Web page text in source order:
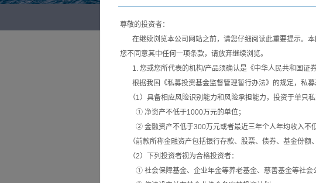
尊敬的投资者：
在继续浏览本公司网站之前，请您仔细阅读此重要提示。本
您不同意其中任何一项条款，请放弃继续浏览。
1. 您或您所代表的机构/产品须确认是《中华人民共和国证
根据我国《私募投资基金监督管理暂行办法》的规定，私募
（1）具备相应风险识别能力和风险承担能力，投资于单只
① 净资产不低于1000万元的单位；
② 金融资产不低于300万元或者最近三年个人年均收入不低
（前款所称金融资产包括银行存款、股票、债券、基金份额
（2）下列投资者视为合格投资者：
① 社会保障基金、企业年金等养老基金、慈善基金等社会
03
致顺定期 ｜ 2026年7月观
七月的市场极度撕裂。A